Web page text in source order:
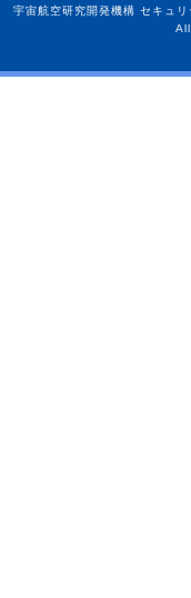
宇宙航空研究開発機構 セキュ